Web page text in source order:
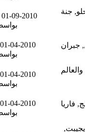
01-09-2010
01-04-2010
01-04-2010
01-04-2010